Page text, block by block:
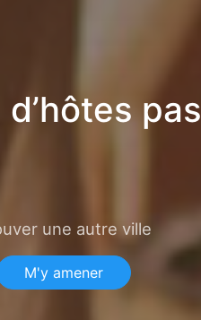
pas
une autre ville
M'y amener